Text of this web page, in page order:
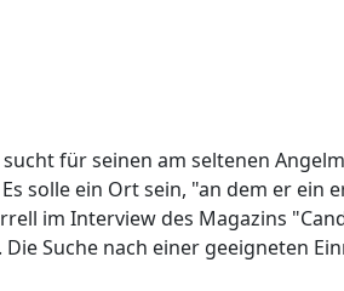
für seinen am seltenen
solle ein Ort sein, "an dem er ein
im Interview des Magazins
Suche nach einer geeigneten